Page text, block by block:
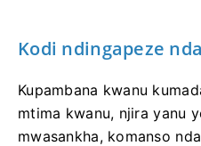
Kodi ndingapeze
Kupambana kwanu
mtima kwanu, njira yanu
mwasankha, komanso